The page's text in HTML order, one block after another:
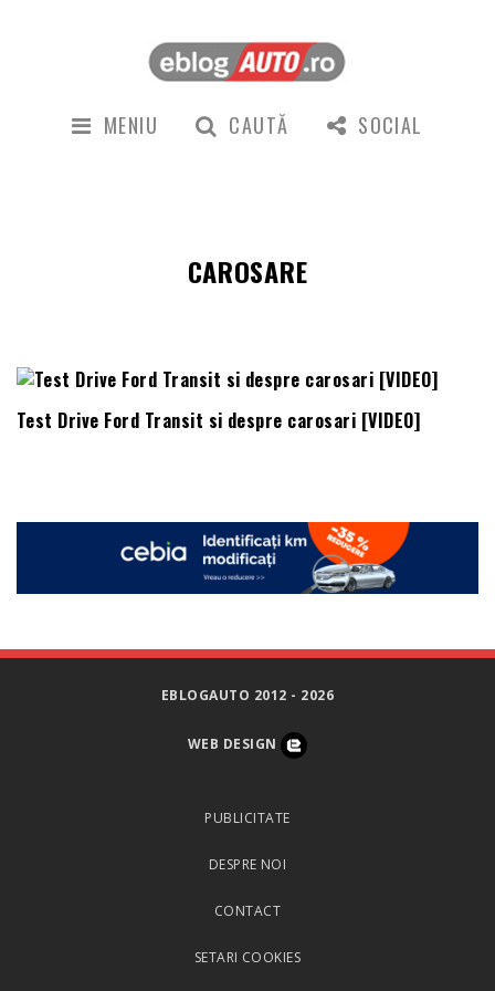
MENIU CAUTĂ SOCIAL
CAROSARE
Test Drive Ford Transit si despre carosari [VIDEO]
EBLOGAUTO 2012 - 2026
WEB DESIGN
PUBLICITATE
DESPRE NOI
CONTACT
SETARI COOKIES